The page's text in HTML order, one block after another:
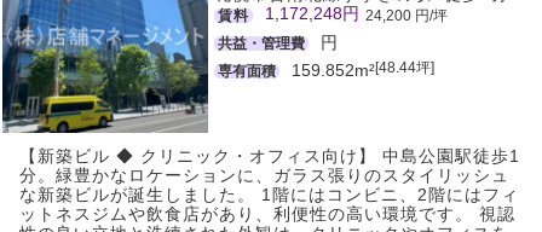
賃料 1,172,248円 24,200 円/坪
共益・管理費
円
専有面積 159.852m²[48.44坪]
【新築ビル ◆ クリニック・オフィス向け】 中島公園駅徒歩1
分。緑豊かなロケーションに、ガラス張りのスタイリッシュ
な新築ビルが誕生しました。 1階にはコンビニ、2階にはフィ
ットネスジムや飲食店があり、利便性の高い環境です。 視認